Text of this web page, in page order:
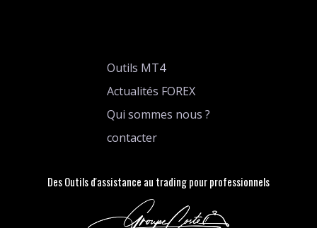
Outils MT4
Actualités FOREX
Qui sommes nous ?
contacter
Des Outils d'assistance au trading pour professionnels